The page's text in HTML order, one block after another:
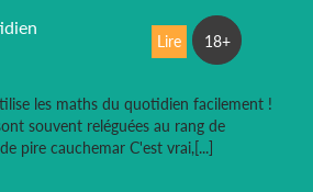
les maths du quotidien facilement !
souvent reléguées au rang de
pire cauchemar C'est vrai,[...]
Lire 18+